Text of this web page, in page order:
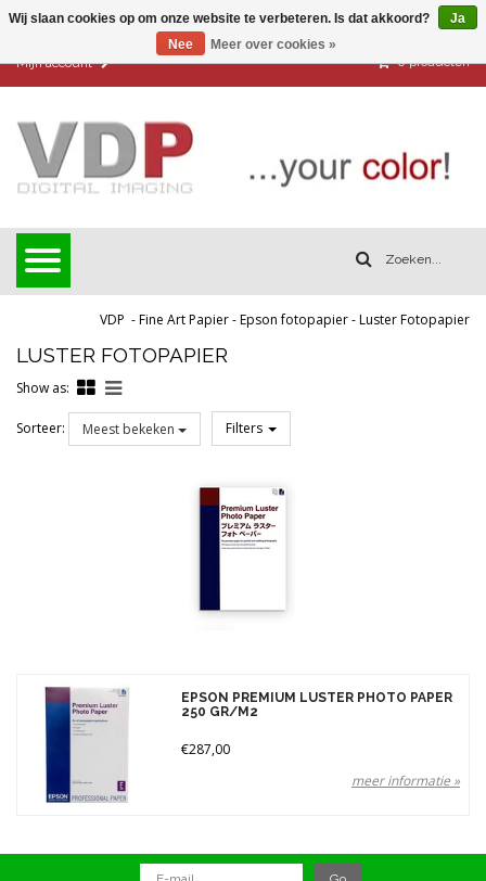
Mijn account 0 producten
VDP -Fine Art Papier-Epson fotopapier-Luster Fotopapier
LUSTER FOTOPAPIER
Show as:
Sorteer: Meest bekeken Filters
EPSON PREMIUM LUSTER PHOTO PAPER
250 GR/M2
€287,00
meer informatie »
Wij slaan cookies op om onze website te verbeteren. Is dat akkoord?
Ja
Nee
Meer over cookies »